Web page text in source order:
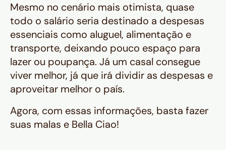
Mesmo no cenário mais otimista, quase
todo o salário seria destinado a despesas
essenciais como aluguel, alimentação e
transporte, deixando pouco espaço para
lazer ou poupança. Já um casal consegue
viver melhor, já que irá dividir as despesas e
aproveitar melhor o país.
Agora, com essas informações, basta fazer
suas malas e Bella Ciao!